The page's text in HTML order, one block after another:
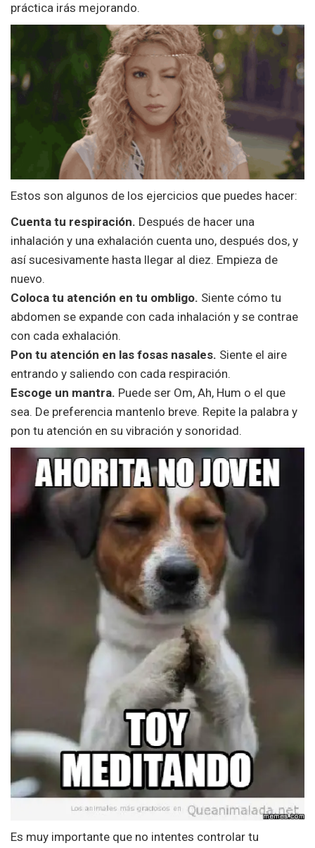
práctica irás mejorando.
Estos son algunos de los ejercicios que puedes hacer:
Cuenta tu respiración. Después de hacer una
inhalación y una exhalación cuenta uno, después dos, y
así sucesivamente hasta llegar al diez. Empieza de
nuevo.
Coloca tu atención en tu ombligo. Siente cómo tu
abdomen se expande con cada inhalación y se contrae
con cada exhalación.
Pon tu atención en las fosas nasales. Siente el aire
entrando y saliendo con cada respiración.
Escoge un mantra. Puede ser Om, Ah, Hum o el que
sea. De preferencia mantenlo breve. Repite la palabra y
pon tu atención en su vibración y sonoridad.
Es muy importante que no intentes controlar tu